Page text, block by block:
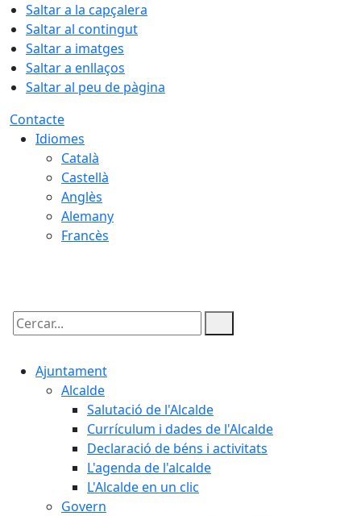
Saltar a la capçalera
Saltar al contingut
Saltar a imatges
Saltar a enllaços
Saltar al peu de pàgina
Contacte
Idiomes
Català
Castellà
Anglès
Alemany
Francès
Cercar:
Ajuntament
Alcalde
Salutació de l'Alcalde
Currículum i dades de l'Alcalde
Declaració de béns i activitats
L'agenda de l'alcalde
L'Alcalde en un clic
Govern